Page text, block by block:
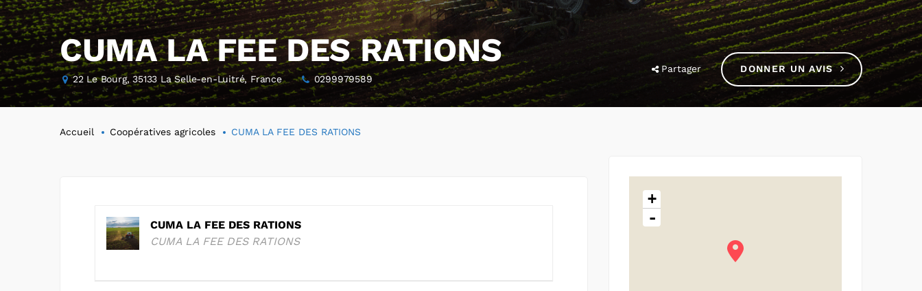
CUMA LA FEE DES RATIONS
22 Le Bourg, 35133 La Selle-en-Luitré, France 0299979589
Partager DONNER UN AVIS
Accueil Coopératives agricoles CUMA LA FEE DES RATIONS
CUMA LA FEE DES RATIONS
CUMA LA FEE DES RATIONS
+
-